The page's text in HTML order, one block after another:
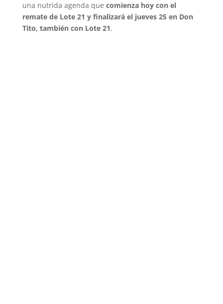
una nutrida agenda que comienza hoy con el
remate de Lote 21 y finalizará el jueves 25 en Don
Tito, también con Lote 21.